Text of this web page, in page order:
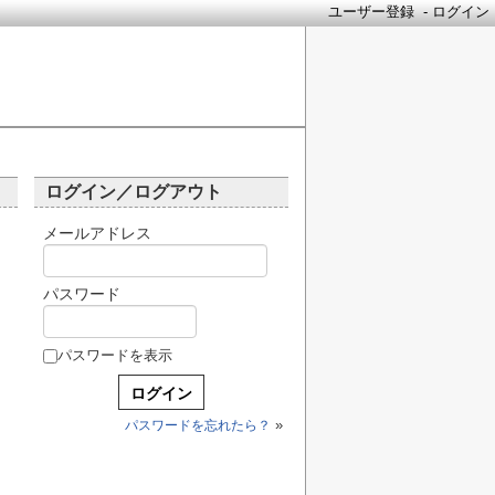
ユーザー登録 -ログイン
ログイン／ログアウト
メールアドレス
パスワード
パスワードを表示
パスワードを忘れたら？ »